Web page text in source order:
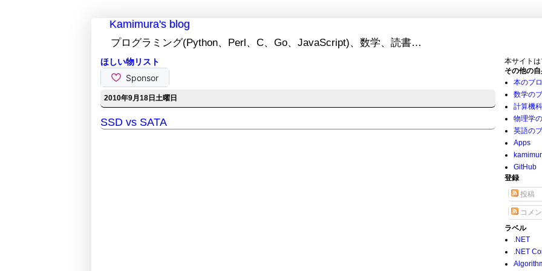
Kamimura's blog
プログラミング(Python、Perl、C、Go、JavaScript)、数学、読書…
ほしい物リスト
2010年9月18日土曜日
SSD vs SATA
本サイトは
その他の
本のブ
数学の
計算機
物理学
英語の
Apps
GitHub
登録
投稿
コメン
ラベル
.NET
.NET